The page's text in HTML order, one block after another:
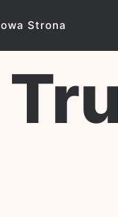
Strona